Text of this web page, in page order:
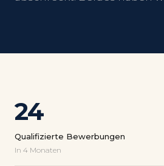
24
Qualifizierte Bewerbungen
In 4 Monaten